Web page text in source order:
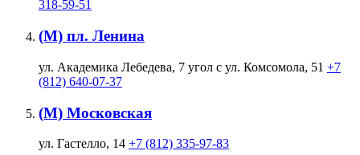
318-59-51
(М) пл. Ленина
ул. Академика Лебедева, 7 угол с ул. Комсомола, 51 +7
(812) 640-07-37
(М) Московская
ул. Гастелло, 14 +7 (812) 335-97-83